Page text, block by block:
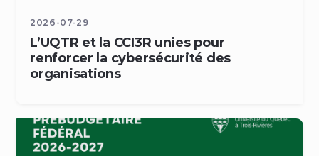
2026-07-29
L’UQTR et la CCI3R unies pour
renforcer la cybersécurité des
organisations